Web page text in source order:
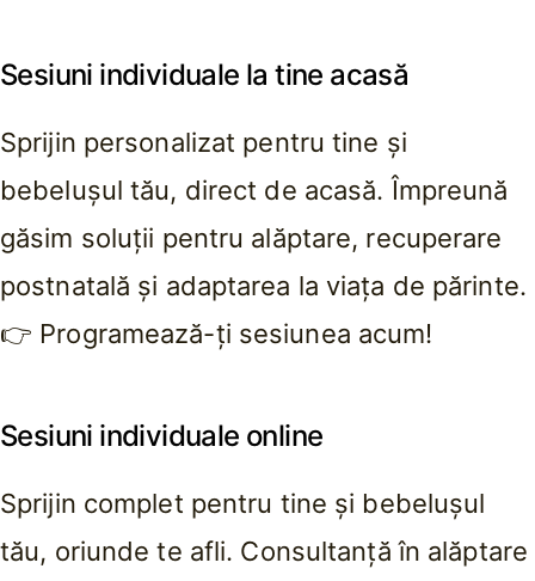
Sesiuni individuale la tine acasă
Sprijin personalizat pentru tine și
bebelușul tău, direct de acasă. Împreună
găsim soluții pentru alăptare, recuperare
postnatală și adaptarea la viața de părinte.
👉 Programează-ți sesiunea acum!
Sesiuni individuale online
Sprijin complet pentru tine și bebelușul
tău, oriunde te afli. Consultanță în alăptare